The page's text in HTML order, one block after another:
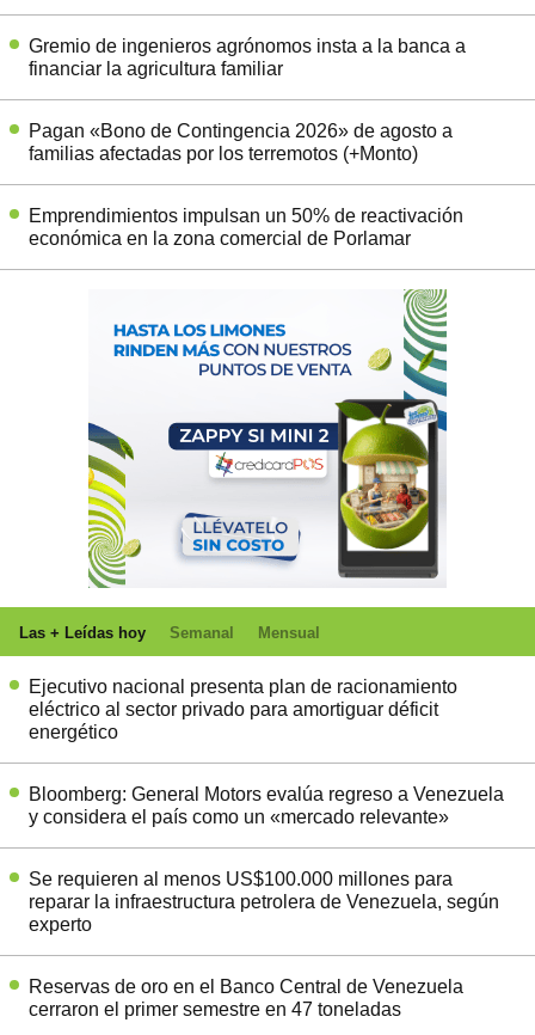
Gremio de ingenieros agrónomos insta a la banca a
financiar la agricultura familiar
Pagan «Bono de Contingencia 2026» de agosto a
familias afectadas por los terremotos (+Monto)
Emprendimientos impulsan un 50% de reactivación
económica en la zona comercial de Porlamar
Las + Leídas hoy Semanal Mensual
Ejecutivo nacional presenta plan de racionamiento
eléctrico al sector privado para amortiguar déficit
energético
Bloomberg: General Motors evalúa regreso a Venezuela
y considera el país como un «mercado relevante»
Se requieren al menos US$100.000 millones para
reparar la infraestructura petrolera de Venezuela, según
experto
Reservas de oro en el Banco Central de Venezuela
cerraron el primer semestre en 47 toneladas